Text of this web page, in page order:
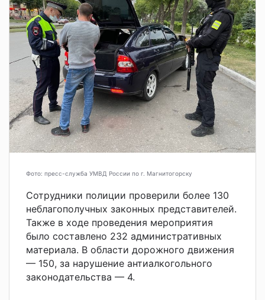
Фото: пресс-служба УМВД России по г. Магнитогорску
Сотрудники полиции проверили более 130
неблагополучных законных представителей.
Также в ходе проведения мероприятия
было составлено 232 административных
материала. В области дорожного движения
— 150, за нарушение антиалкогольного
законодательства — 4.